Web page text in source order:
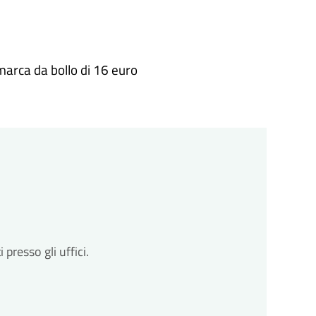
integrazioni. Il comune ti invierà una
avvia il procedimento e prenderà in carico la
da bollo di 16 euro
presso gli uffici.